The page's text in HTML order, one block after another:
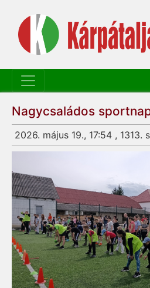
Nagycsaládos
2026. május 19., 17:54 , 1313.